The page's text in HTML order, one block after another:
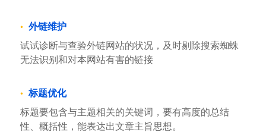
外链维护
试试诊断与查验外链网站的状况，及时剔除搜索蜘蛛
无法识别和对本网站有害的链接
标题优化
标题要包含与主题相关的关键词，要有高度的总结
性、概括性，能表达出文章主旨思想。